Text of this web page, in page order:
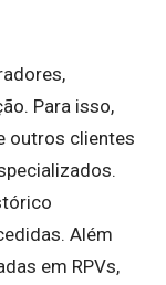
Para isso,
outros clientes
Além
em RPVs,